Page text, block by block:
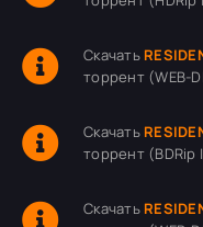
Скачать
торрент (WEB-
Скачать
торрент (BDRip |
Скачать